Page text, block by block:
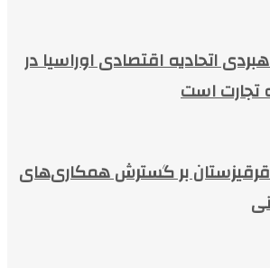
اتحادیه اقتصادی اوراسیا در
است
قرقیزستان بر گسترش همکاری‌های